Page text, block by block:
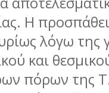
Η
λόγω της
και
πόρων της